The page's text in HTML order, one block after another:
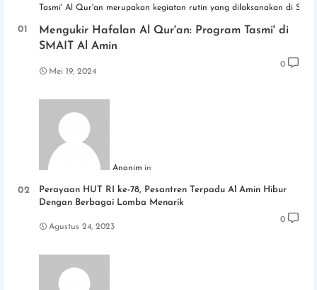
Tasmi' Al Qur'an merupakan kegiatan rutin yang dilaksanakan di
Mengukir Hafalan Al Qur'an: Program Tasmi' di
SMAIT Al Amin
Mei 19, 2024
0
Anonim
Perayaan HUT RI ke-78, Pesantren Terpadu Al Amin Hibur
Dengan Berbagai Lomba Menarik
Agustus 24, 2023
0